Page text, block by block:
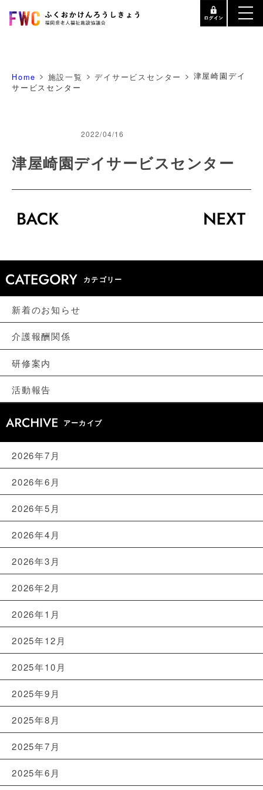
Home > 施設一覧 >デイサービスセンター > 津屋崎園デイ
サービスセンター
2022/04/16
津屋崎園デイサービスセンター
カテゴリー
新着のお知らせ
介護報酬関係
研修案内
活動報告
アーカイブ
2026年7月
2026年6月
2026年5月
2026年4月
2026年3月
2026年2月
2026年1月
2025年12月
2025年10月
2025年9月
2025年8月
2025年7月
2025年6月